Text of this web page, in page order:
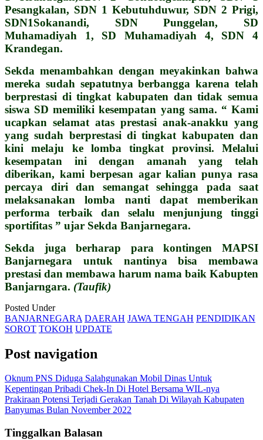
Pesangkalan, SDN 1 Kebutuhduwur, SDN 2 Prigi,
SDN1Sokanandi, SDN Punggelan, SD
Muhamadiyah 1, SD Muhamadiyah 4, SDN 4
Krandegan.
Sekda menambahkan dengan meyakinkan bahwa
mereka sudah sepatutnya berbangga karena telah
berprestasi di tingkat kabupaten dan tidak semua
siswa SD memiliki kesempatan yang sama. “ Kami
ucapkan selamat atas prestasi anak-anakku yang
yang sudah berprestasi di tingkat kabupaten dan
kini melaju ke lomba tingkat provinsi. Melalui
kesempatan ini dengan amanah yang telah
diberikan, kami berpesan agar kalian punya rasa
percaya diri dan semangat sehingga pada saat
melaksanakan lomba nanti dapat memberikan
performa terbaik dan selalu menjunjung tinggi
sportifitas ” ujar Sekda Banjarnegara.
Sekda juga berharap para kontingen MAPSI
Banjarnegara untuk nantinya bisa membawa
prestasi dan membawa harum nama baik Kabupten
Banjarngara. (Taufik)
Posted Under
BANJARNEGARA DAERAH JAWA TENGAH PENDIDIKAN
SOROT TOKOH UPDATE
Post navigation
Oknum PNS Diduga Salahgunakan Mobil Dinas Untuk
Kepentingan Pribadi Chek-In Di Hotel Bersama WIL-nya
Prakiraan Potensi Terjadi Gerakan Tanah Di Wilayah Kabupaten
Banyumas Bulan November 2022
Tinggalkan Balasan